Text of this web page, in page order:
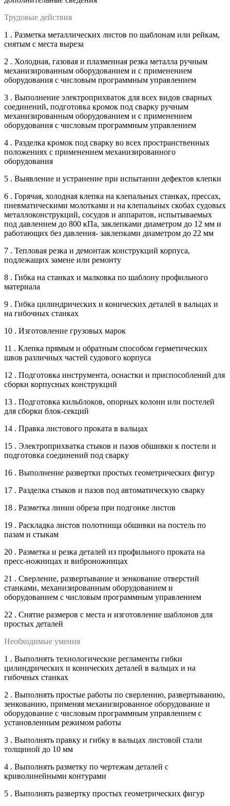
Трудовые действия
1 . Разметка металлических листов по шаблонам или рейкам,
снятым с места выреза
2 . Холодная, газовая и плазменная резка металла ручным
механизированным оборудованием и с применением
оборудования с числовым программным управлением
3 . Выполнение электроприхваток для всех видов сварных
соединений, подготовка кромок под сварку ручным
механизированным оборудованием и с применением
оборудования с числовым программным управлением
4 . Разделка кромок под сварку во всех пространственных
положениях с применением механизированного
оборудования
5 . Выявление и устранение при испытании дефектов клепки
6 . Горячая, холодная клепка на клепальных станках, прессах,
пневматическими молотками и на клепальных скобах судовых
металлоконструкций, сосудов и аппаратов, испытываемых
под давлением до 800 кПа, заклепками диаметром до 12 мм и
работающих без давления- заклепками диаметром до 22 мм
7 . Тепловая резка и демонтаж конструкций корпуса,
подлежащих замене или ремонту
8 . Гибка на станках и малковка по шаблону профильного
материала
9 . Гибка цилиндрических и конических деталей в вальцах и
на гибочных станках
10 . Изготовление грузовых марок
11 . Клепка прямым и обратным способом герметических
швов различных частей судового корпуса
12 . Подготовка инструмента, оснастки и приспособлений для
сборки корпусных конструкций
13 . Подготовка кильблоков, опорных колонн или постелей
для сборки блок-секций
14 . Правка листового проката в вальцах
15 . Электроприхватка стыков и пазов обшивки к постели и
подготовка соединений под сварку
16 . Выполнение развертки простых геометрических фигур
17 . Разделка стыков и пазов под автоматическую сварку
18 . Разметка линии обреза при подгонке листов
19 . Раскладка листов полотнища обшивки на постель по
пазам и стыкам
20 . Разметка и резка деталей из профильного проката на
пресс-ножницах и виброножницах
21 . Сверление, развертывание и зенкование отверстий
станками, механизированным оборудованием и
оборудованием с числовым программным управлением
22 . Снятие размеров с места и изготовление шаблонов для
простых деталей
Необходимые умения
1 . Выполнять технологические регламенты гибки
цилиндрических и конических деталей в вальцах и на
гибочных станках
2 . Выполнять простые работы по сверлению, развертыванию,
зенкованию, применяя механизированное оборудование и
оборудование с числовым программным управлением с
установленным режимом работы
3 . Выполнять правку и гибку в вальцах листовой стали
толщиной до 10 мм
4 . Выполнять разметку по чертежам деталей с
криволинейными контурами
5 . Выполнять развертку простых геометрических фигур